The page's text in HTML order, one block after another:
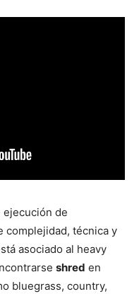
ejecución de
complejidad, técnica y
asociado al heavy
shred en
bluegrass, country,